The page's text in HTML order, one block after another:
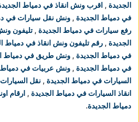
الجديدة , اقرب ونش انقاذ في دمياط
في دمياط الجديدة , ونش نقل سيارات في
رفع سيارات في دمياط الجديدة ,تليفون
الجديدة , رقم تليفون ونش انقاذ في دمياط
في دمياط الجديدة , ونش طريق في دمياط
في دمياط الجديدة , ونش عربيات في دمياط
السيارات في دمياط الجديدة , نقل
انقاذ السيارات في دمياط الجديدة , ارقام
دمياط الجديدة.